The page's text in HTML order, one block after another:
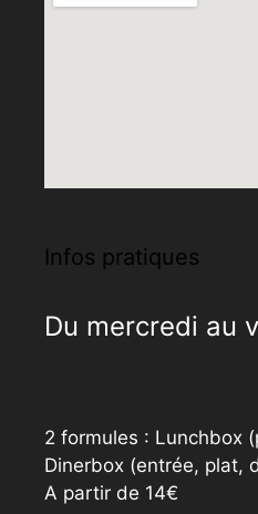
Infos pratiques
Du mercredi au
2 formules : Lunchbox
Dinerbox (entrée, plat,
A partir de 14€